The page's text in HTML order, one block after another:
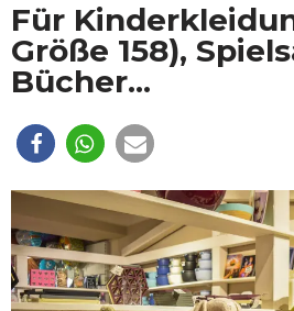
Für
Größe 158),
Bücher...